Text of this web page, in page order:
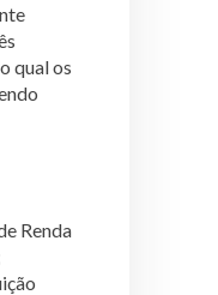
qual os
Renda